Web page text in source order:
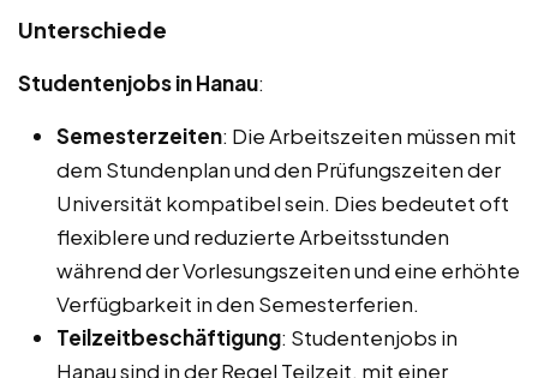
Unterschiede
Studentenjobs in Hanau:
Semesterzeiten: Die Arbeitszeiten müssen mit
dem Stundenplan und den Prüfungszeiten der
Universität kompatibel sein. Dies bedeutet oft
flexiblere und reduzierte Arbeitsstunden
während der Vorlesungszeiten und eine erhöhte
Verfügbarkeit in den Semesterferien.
Teilzeitbeschäftigung: Studentenjobs in
Hanau sind in der Regel Teilzeit, mit einer